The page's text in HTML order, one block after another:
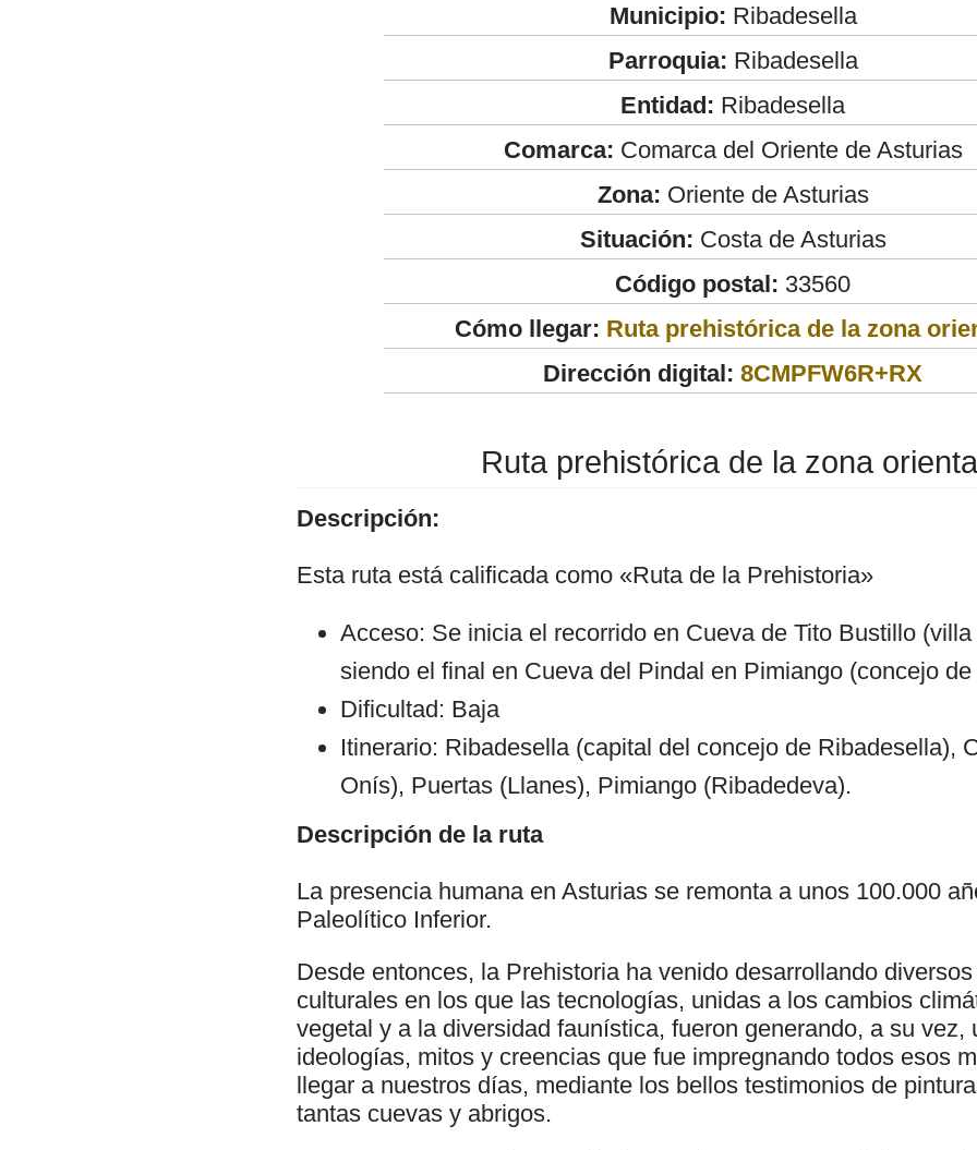
Municipio: Ribadesella
Parroquia: Ribadesella
Entidad: Ribadesella
Comarca: Comarca del Oriente de Asturias
Zona: Oriente de Asturias
Situación: Costa de Asturias
Código postal: 33560
Cómo llegar: Ruta prehistórica de la zona
Dirección digital: 8CMPFW6R+RX
Ruta prehistórica de la zona
Descripción:
Esta ruta está calificada como «Ruta de la Prehistoria»
Acceso: Se inicia el recorrido en Cueva de Tito Bustillo
siendo el final en Cueva del Pindal en Pimiango (concejo
Dificultad: Baja
Itinerario: Ribadesella (capital del concejo de Ribadesella),
Onís), Puertas (Llanes), Pimiango (Ribadedeva).
Descripción de la ruta
La presencia humana en Asturias se remonta a unos 100.000
Paleolítico Inferior.
Desde entonces, la Prehistoria ha venido desarrollando
culturales en los que las tecnologías, unidas a los cambios
vegetal y a la diversidad faunística, fueron generando, a su vez,
ideologías, mitos y creencias que fue impregnando todos esos
llegar a nuestros días, mediante los bellos testimonios de
tantas cuevas y abrigos.